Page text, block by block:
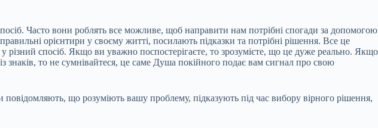
Часто вони роблять все можливе, щоб направити нам потрібні спогади за допомогою
орієнтири у своєму житті, посилають підказки та потрібні рішення. Все це
різний спосіб. Якщо ви уважно поспостерігаєте, то зрозумієте, що це дуже реально. Якщо
знаків, то не сумнівайтеся, це саме Душа покійного подає вам сигнал про свою
що розуміють вашу проблему, підказують під час вибору вірного рішення,